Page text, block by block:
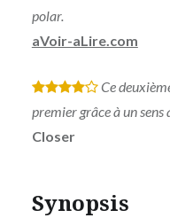
polar.
aVoir-aLire.com
* * * *
Ce
premier grâce à un sens
Closer
Synopsis